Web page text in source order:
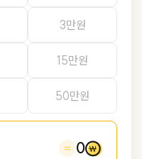
3만원
15만원
50만원
0